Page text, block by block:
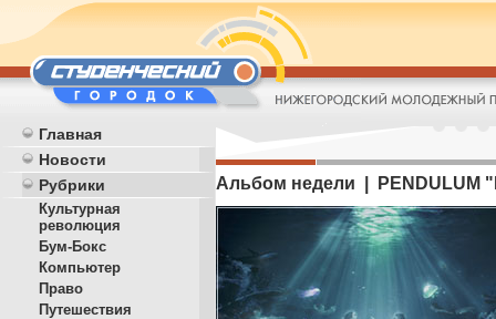
Главная
Новости
Рубрики
Культурная
революция
Бум-Бокс
Компьютер
Право
Путешествия
Альбом недели | PENDULUM